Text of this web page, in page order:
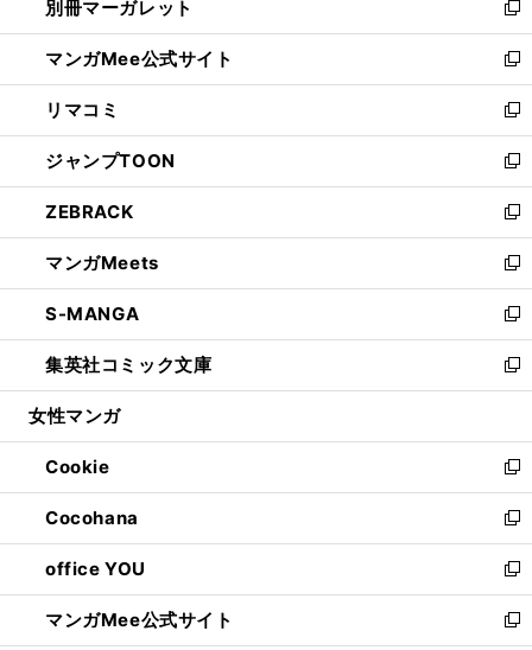
く
で
開
く
ィ
ン
ド
ウ
で
開
く
い
ウ
ィ
ン
ド
ウ
で
開
く
別冊マーガレット
新
し
い
ウ
ィ
ン
ド
ウ
で
開
く
マンガMee公式サイト
新
し
い
ウ
ィ
ン
ド
ウ
で
開
く
リマコミ
新
し
い
ウ
ィ
ン
ド
ウ
で
開
く
ジャンプTOON
新
し
い
ウ
ィ
ン
ド
ウ
で
開
ZEBRACK
新
し
い
ウ
ィ
ン
ド
ウ
開
く
マンガMeets
新
し
い
ウ
ィ
ン
ウ
で
開
く
S-MANGA
新
し
い
ウ
ン
ド
ウ
で
開
く
集英社コミック文庫
新
し
ウ
ィ
ン
ド
ウ
で
開
く
女性マンガ
Cookie
新
し
い
ウ
ィ
ン
ド
Cocohana
新
し
い
ウ
ィ
office YOU
新
し
い
マンガMee公式サイト
新